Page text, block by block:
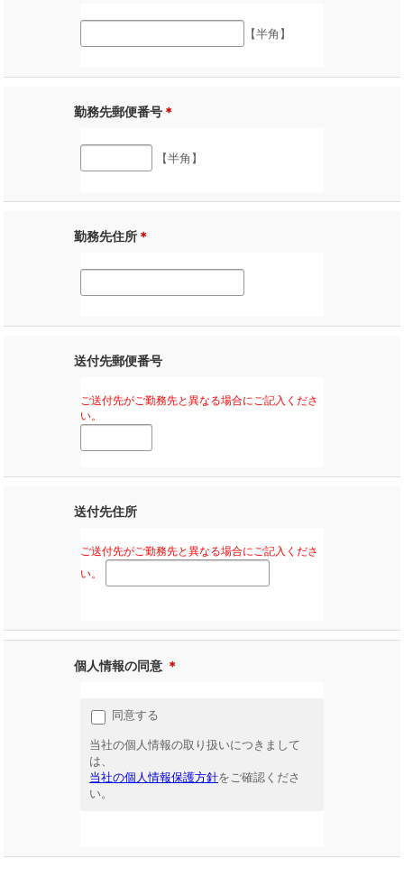
【半角】
勤務先郵便番号＊
【半角】
勤務先住所＊
送付先郵便番号
ご送付先がご勤務先と異なる場合にご記入くださ
い。
送付先住所
ご送付先がご勤務先と異なる場合にご記入くださ
い。
個人情報の同意 ＊
同意する
当社の個人情報の取り扱いにつきまして
は、
当社の個人情報保護方針をご確認くださ
い。